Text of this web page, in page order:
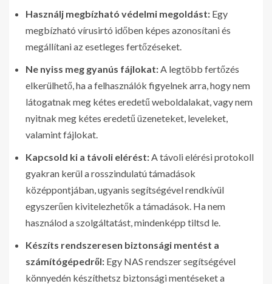
Használj megbízható védelmi megoldást: Egy
megbízható vírusirtó időben képes azonosítani és
megállítani az esetleges fertőzéseket.
Ne nyiss meg gyanús fájlokat: A legtöbb fertőzés
elkerülhető, ha a felhasználók figyelnek arra, hogy nem
látogatnak meg kétes eredetű weboldalakat, vagy nem
nyitnak meg kétes eredetű üzeneteket, leveleket,
valamint fájlokat.
Kapcsold ki a távoli elérést: A távoli elérési protokoll
gyakran kerül a rosszindulatú támadások
középpontjában, ugyanis segítségével rendkívül
egyszerűen kivitelezhetők a támadások. Ha nem
használod a szolgáltatást, mindenképp tiltsd le.
Készíts rendszeresen biztonsági mentést a
számítógépedről: Egy NAS rendszer segítségével
könnyedén készíthetsz biztonsági mentéseket a